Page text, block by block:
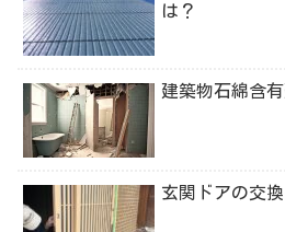
は？
建築物石綿含
玄関ドアの交